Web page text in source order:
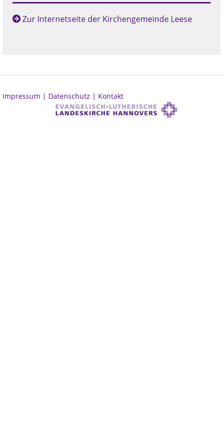
Zur Internetseite der Kirchengemeinde Leese
Impressum | Datenschutz | Kontakt